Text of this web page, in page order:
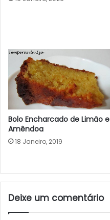
Bolo Encharcado de Limão e
Amêndoa
18 Janeiro, 2019
Deixe um comentário